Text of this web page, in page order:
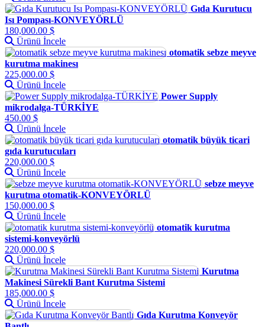
Gıda Kurutucu
Isı Pompası-KONVEYÖRLÜ
180,000.00 $
Ürünü İncele
otomatik sebze meyve
kurutma makinesı
225,000.00 $
Ürünü İncele
Power Supply
mikrodalga-TÜRKİYE
450.00 $
Ürünü İncele
otomatik büyük ticari
gıda kurutucuları
220,000.00 $
Ürünü İncele
sebze meyve
kurutma otomatik-KONVEYÖRLÜ
150,000.00 $
Ürünü İncele
otomatik kurutma
sistemi-konveyörlü
220,000.00 $
Ürünü İncele
Kurutma
Makinesi Sürekli Bant Kurutma Sistemi
185,000.00 $
Ürünü İncele
Gıda Kurutma Konveyör